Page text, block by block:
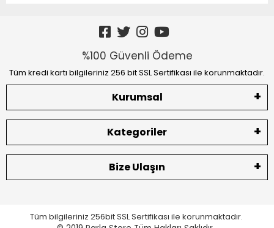
%100 Güvenli Ödeme
Tüm kredi kartı bilgileriniz 256 bit SSL Sertifikası ile korunmaktadır.
Kurumsal
Kategoriler
Bize Ulaşın
Tüm bilgileriniz 256bit SSL Sertifikası ile korunmaktadır.